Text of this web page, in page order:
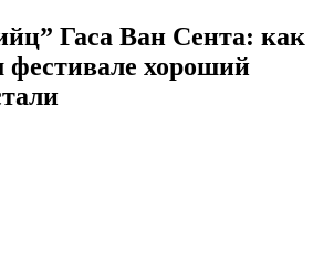
Гаса Ван Сента: как
хороший